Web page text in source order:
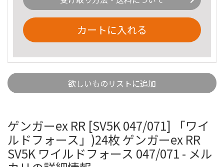
カートに入れる
欲しいものリストに追加
ゲンガーex RR [SV5K 047/071] 「ワイ
ルドフォース」)24枚 ゲンガーex RR
SV5K ワイルドフォース 047/071 - メル